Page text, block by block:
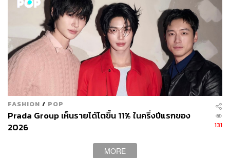
FASHION / POP
Prada Group เห็นรายได้โตขึ้น 11% ในครึ่งปีแรกของ
2026
131
MORE